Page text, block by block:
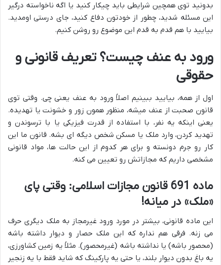
بدونید توی همچین شرایطی باید چیکار کنید یا اگه ناخواسته درگیر
این مسئله شدید، چطور از خودتون دفاع کنید، جای درستی اومدید.
بیایید با هم قدم به قدم این موضوع رو روشن کنیم.
ورود به عنف چیست؟ تعریف قانونی و
حقوقی
اول از همه، بیایید ببینیم اصلاً ورود به عنف یعنی چی. وقتی توی
قانون صحبت از عنف میشه، منظور همون زور و خشونت یا تهدیده.
یعنی اینکه یه نفر، با استفاده از قدرت فیزیکی یا با ترسوندن و
تهدید کردن، وارد ملک یا مسکن شخص دیگه ای بشه. قانون ما این
کار رو جرم دونسته و برای هر کدوم از این حالت ها، مواد قانونی
مشخصی داریم که مجازاتش رو تعیین می کنه.
ماده 691 قانون مجازات اسلامی: وقتی پای
«ملک» در میانه!
این ماده قانونی، بیشتر در مورد ورود غیرمجاز به ملک دیگری حرف
می زنه. فرقی هم نداره که این ملک حصار و دیوار داشته باشه
(محصور باشه) یا نداشته باشه (غیرمحصور). مثلاً یه زمین کشاورزی،
یه باغ بدون دیوار بلند، یا حتی یه پارکینگ که شاید فقط با یه زنجیر